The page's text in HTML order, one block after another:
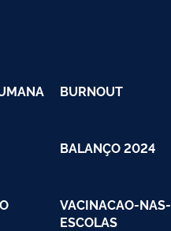
BURNOUT
BALANÇO 2024
VACINACAO-NAS-
ESCOLAS